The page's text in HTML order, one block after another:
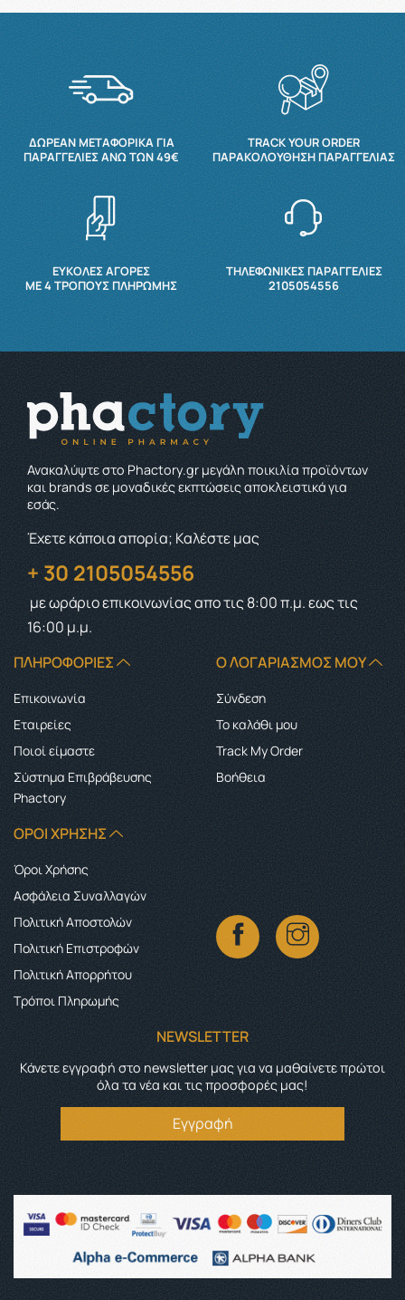
ΔΩΡΕΆΝ ΜΕΤΑΦΟΡΙΚΆ ΓΙΑ
ΠΑΡΑΓΓΕΛΊΕΣ ΆΝΩ ΤΩΝ 49€
TRACK YOUR ORDER
ΠΑΡΑΚΟΛΟΎΘΗΣΗ ΠΑΡΑΓΓΕΛΊΑΣ
ΕΥΚΟΛΕΣ ΑΓΟΡΕΣ
ΜΕ 4 ΤΡΌΠΟΥΣ ΠΛΗΡΩΜΉΣ
ΤΗΛΕΦΩΝΙΚΕΣ ΠΑΡΑΓΓΕΛΙΕΣ
2105054556
Ανακαλύψτε στο Phactory.gr μεγάλη ποικιλία προϊόντων
και brands σε μοναδικές εκπτώσεις αποκλειστικά για
εσάς.
Έχετε κάποια απορία; Καλέστε μας
+ 30 2105054556
με ωράριο επικοινωνίαςαπο τις 8:00 π.μ. εως τις
16:00 μ.μ.
ΠΛΗΡΟΦΟΡΊΕΣ
Επικοινωνία
Εταιρείες
Ποιοί είμαστε
Σύστημα Επιβράβευσης
Phactory
Ο ΛΟΓΑΡΙΑΣΜΌΣ ΜΟΥ
Σύνδεση
Το καλάθι μου
Track My Order
Boήθεια
ΌΡΟΙ ΧΡΉΣΗΣ
Όροι Χρήσης
Ασφάλεια Συναλλαγών
Πολιτική Αποστολών
Πολιτική Επιστροφών
Πολιτική Απορρήτου
Τρόποι Πληρωμής
NEWSLETTER
Κάνετε εγγραφή στο newsletter μας για να μαθαίνετε πρώτοι
όλα τα νέα και τις προσφορές μας!
Εγγραφή